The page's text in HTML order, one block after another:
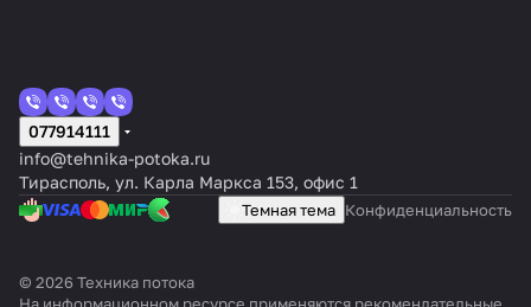
077914111
info@tehnika-potoka.ru
Тирасполь, ул. Карла Маркса 153, офис 1
Темная тема Конфиденциальность
© 2026 Техника потока